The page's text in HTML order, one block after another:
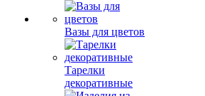
Вазы для цветов
Тарелки
декоративные